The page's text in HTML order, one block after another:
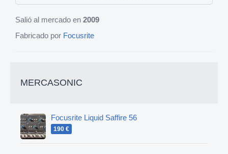
Salió al mercado en 2009
Fabricado por Focusrite
MERCASONIC
Focusrite Liquid Saffire 56
190 €